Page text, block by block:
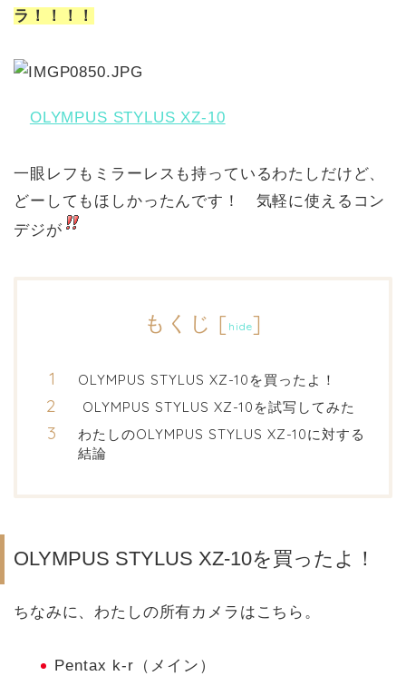
ラ！！！！
OLYMPUS STYLUS XZ-10
一眼レフもミラーレスも持っているわたしだけど、
どーしてもほしかったんです！ 気軽に使えるコン
デジが
もくじ [ hide]
OLYMPUS STYLUS XZ-10を買ったよ！
OLYMPUS STYLUS XZ-10を試写してみた
わたしのOLYMPUS STYLUS XZ-10に対する
結論
OLYMPUS STYLUS XZ-10を買ったよ！
ちなみに、わたしの所有カメラはこちら。
Pentax k-r（メイン）